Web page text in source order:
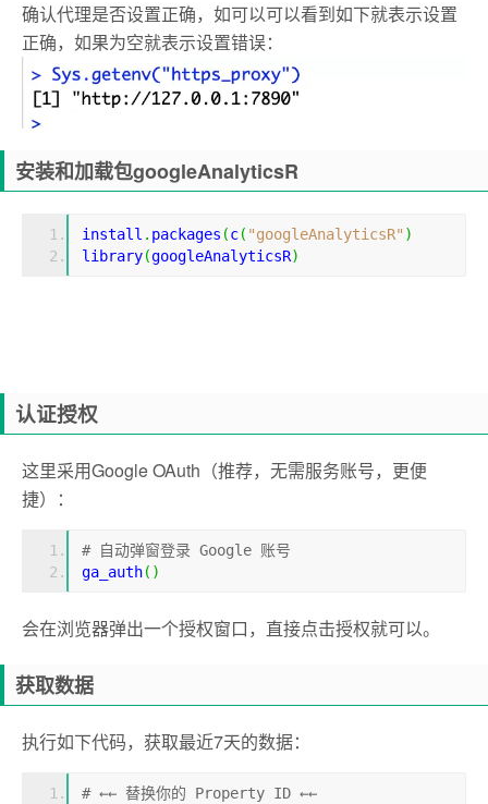
确认代理是否设置正确，如可以可以看到如下就表示设置
正确，如果为空就表示设置错误：
安装和加载包googleAnalyticsR
install . packages (c( "googleAnalyticsR" )
library(googleAnalyticsR)
认证授权
这里采用Google OAuth（推荐，无需服务账号，更便
捷）：
# 自动弹窗登录 Google 账号
ga_auth()
会在浏览器弹出一个授权窗口，直接点击授权就可以。
获取数据
执行如下代码，获取最近7天的数据：
# ←← 替换你的 Property ID ←←